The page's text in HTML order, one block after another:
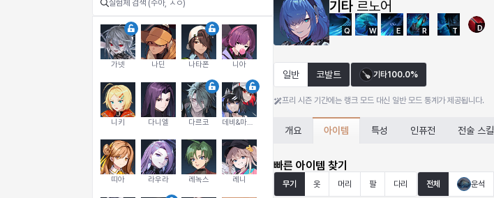
가넷 나딘 나타폰 니아
니키 다니엘 다르코
띠아 라우라 레녹스 레니
기타 르노어
Q W E R T D
일반 코발트 기타100.0%
프리 시즌 기간에는 랭크 모드 대신 일반 모드 통계가 제공됩니다.
개요 아이템 특성 인퓨전 전술 스킬
빠른 아이템 찾기
무기 옷 머리 팔 다리 전체 운석